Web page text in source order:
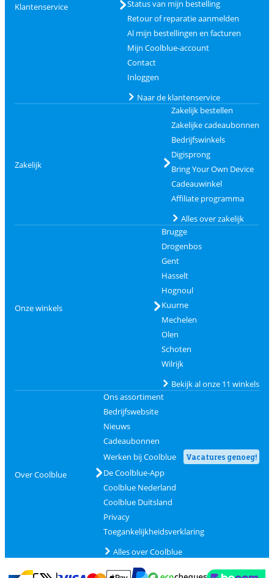
Klantenservice
Status van mijn bestelling
Retour of reparatie aanmelden
Al mijn bestellingen en facturen
Mijn Coolblue-account
Contact
Inloggen
Naar de klantenservice
Zakelijk
Zakelijk bestellen
Zakelijke cadeaubonnen
Bedrijfswinkels
Digisprong
Bring Your Own Device
Cadeauwinkel
Affiliate programma
Alles over zakelijk
Onze winkels
Brugge
Drogenbos
Gent
Hasselt
Hognoul
Kuurne
Mechelen
Olen
Schoten
Wilrijk
Bekijk al onze 11 winkels
Over Coolblue
Ons assortiment
Bedrijfswebsite
Nieuws
Cadeaubonnen
Werken bij Coolblue
Vacatures genoeg!
De Coolblue-App
Coolblue Nederland
Coolblue Duitsland
Privacy
Toegankelijkheidsverklaring
Alles over Coolblue